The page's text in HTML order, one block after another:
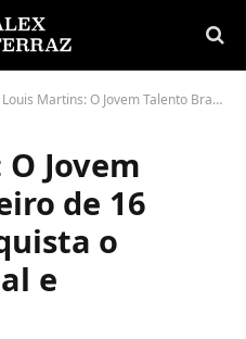
Louis Martins: O Jovem Talento Brasileiro de 16 Anos que Conquista o Cenário Musical e Acadêmico
Jovem
de 16
o
e